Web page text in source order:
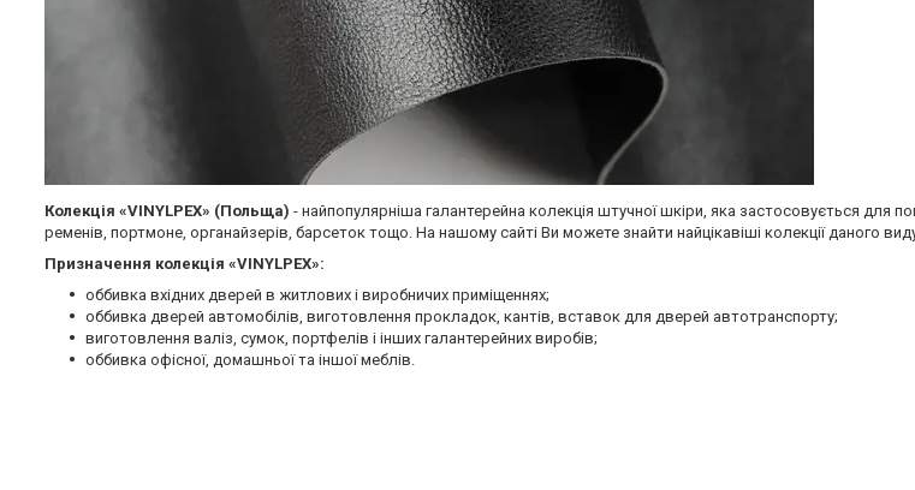
Колекція «VINYLPEX» (Польща) - найпопулярніша галантерейна колекція штучної шкіри, яка застосовується для
ременів, портмоне, органайзерів, барсеток тощо. На нашому сайті Ви можете знайти найцікавіші колекції даного
Призначення колекція «VINYLPEX»:
оббивка вхідних дверей в житлових і виробничих приміщеннях;
оббивка дверей автомобілів, виготовлення прокладок, кантів, вставок для дверей автотранспорту;
виготовлення валіз, сумок, портфелів і інших галантерейних виробів;
оббивка офісної, домашньої та іншої меблів.